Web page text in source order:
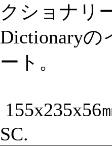
クショナ
Dictionaryの
ート。
155x235x56
SC.